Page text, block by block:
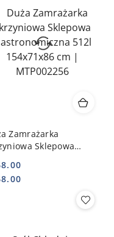
Zamrażarka
Sklepowa
cm |